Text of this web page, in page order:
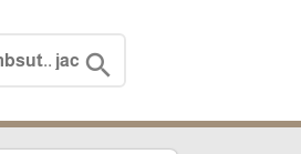
search